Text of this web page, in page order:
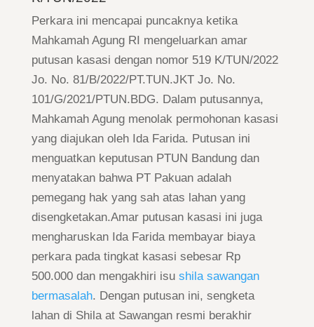
Perkara ini mencapai puncaknya ketika
Mahkamah Agung RI mengeluarkan amar
putusan kasasi dengan nomor 519 K/TUN/2022
Jo. No. 81/B/2022/PT.TUN.JKT Jo. No.
101/G/2021/PTUN.BDG. Dalam putusannya,
Mahkamah Agung menolak permohonan kasasi
yang diajukan oleh Ida Farida. Putusan ini
menguatkan keputusan PTUN Bandung dan
menyatakan bahwa PT Pakuan adalah
pemegang hak yang sah atas lahan yang
disengketakan.Amar putusan kasasi ini juga
mengharuskan Ida Farida membayar biaya
perkara pada tingkat kasasi sebesar Rp
500.000 dan mengakhiri isu shila sawangan
bermasalah. Dengan putusan ini, sengketa
lahan di Shila at Sawangan resmi berakhir